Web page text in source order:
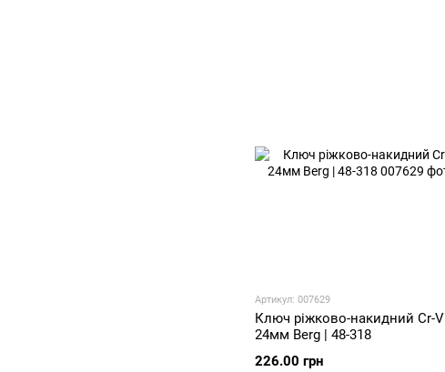
Артикул: 007629
Ключ ріжково-накидний Cr-V
24мм Berg | 48-318
226.00 грн